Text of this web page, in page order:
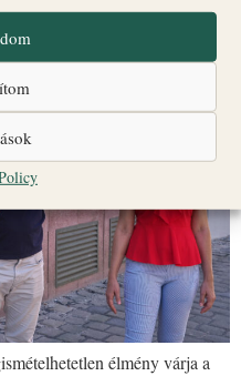
élmény várja a